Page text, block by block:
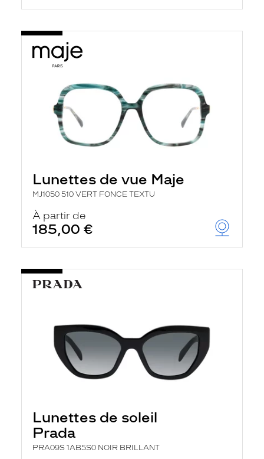
Lunettes de vue Maje
MJ1050 510 VERT FONCE TEXTU
À partir de
185,00 €
Lunettes de soleil
Prada
PRA09S 1AB5S0 NOIR BRILLANT